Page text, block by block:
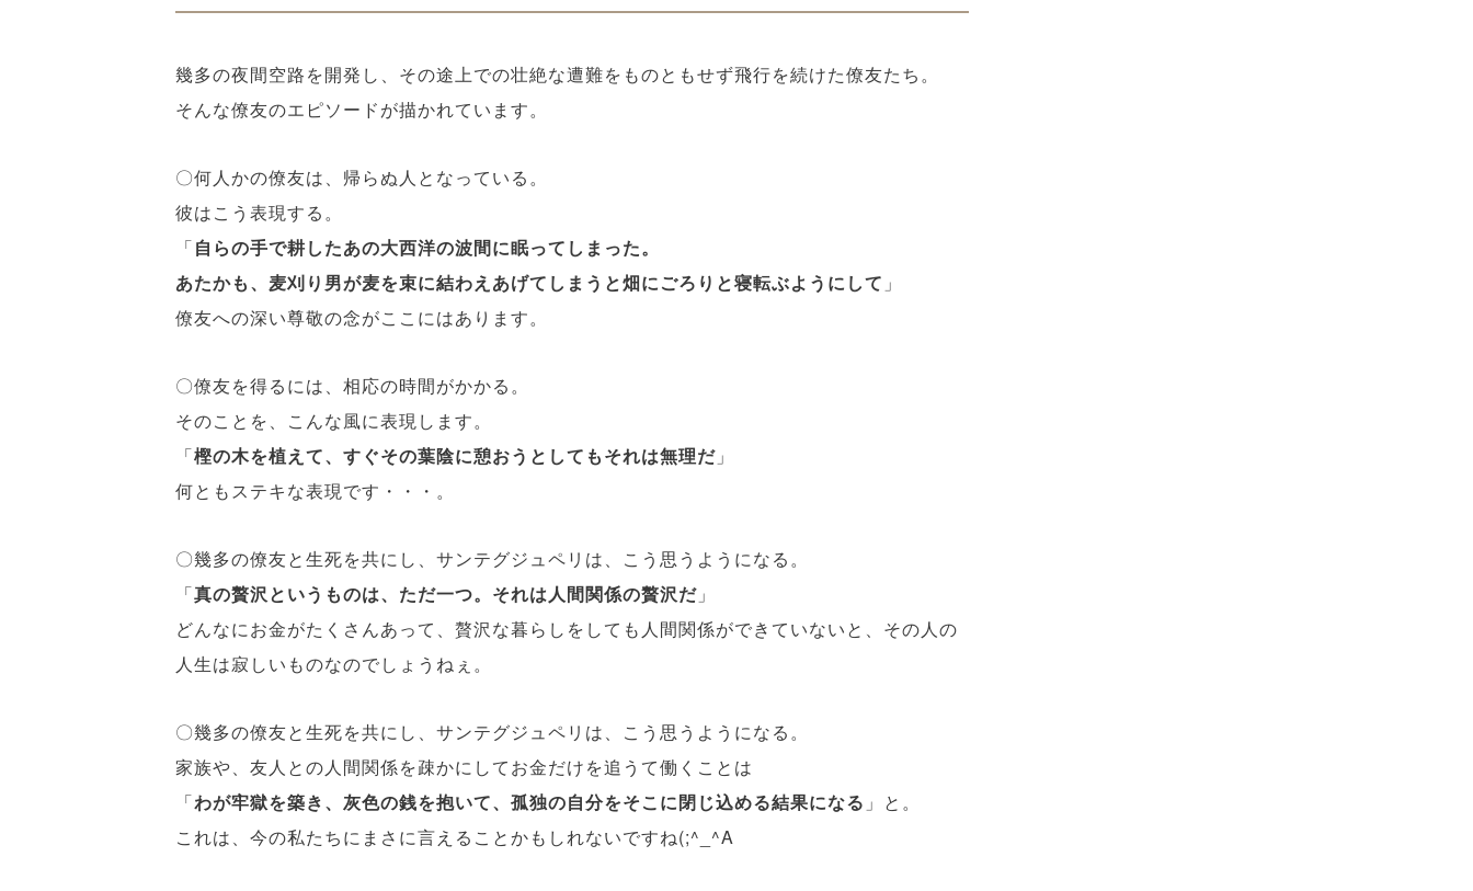
幾多の夜間空路を開発し、その途上での壮絶な遭難をものともせず飛行を続けた僚友たち。
そんな僚友のエピソードが描かれています。
〇何人かの僚友は、帰らぬ人となっている。
彼はこう表現する。
「自らの手で耕したあの大西洋の波間に眠ってしまった。
あたかも、麦刈り男が麦を束に結わえあげてしまうと畑にごろりと寝転ぶようにして 」
僚友への深い尊敬の念がここにはあります。
〇僚友を得るには、相応の時間がかかる。
そのことを、こんな風に表現します。
「樫の木を植えて、すぐその葉陰に憩おうとしてもそれは無理だ 」
何ともステキな表現です・・・。
〇幾多の僚友と生死を共にし、サンテグジュペリは、こう思うようになる。
「真の贅沢というものは、ただ一つ。それは人間関係の贅沢だ 」
どんなにお金がたくさんあって、贅沢な暮らしをしても人間関係ができていないと、その人の
人生は寂しいものなのでしょうねぇ。
〇幾多の僚友と生死を共にし、サンテグジュペリは、こう思うようになる。
家族や、友人との人間関係を疎かにしてお金だけを追うて働くことは
「わが牢獄を築き、灰色の銭を抱いて、孤独の自分をそこに閉じ込める結果になる 」と。
これは、今の私たちにまさに言えることかもしれないですね(;^_^A